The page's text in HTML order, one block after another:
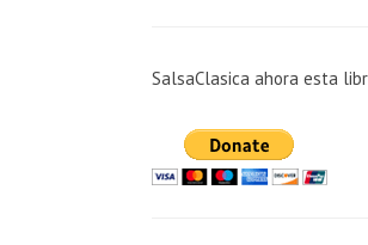
SalsaClasica ahora esta